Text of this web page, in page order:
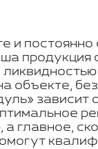
и
продукция
объекте,
зависит
главное,